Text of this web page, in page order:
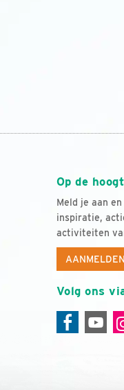
Op de
Meld je aan
inspiratie,
activiteiten
Volg ons